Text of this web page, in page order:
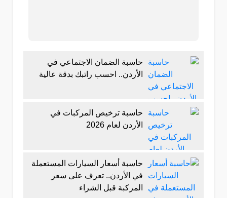
حاسبة الضمان الاجتماعي في
الأردن.. احسب راتبك بدقة عالية
حاسبة ترخيص المركبات في
الأردن لعام 2026
حاسبة أسعار السيارات المستعملة
في الأردن.. تعرف على سعر
المركبة قبل الشراء